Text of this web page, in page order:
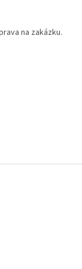
na zakázku.